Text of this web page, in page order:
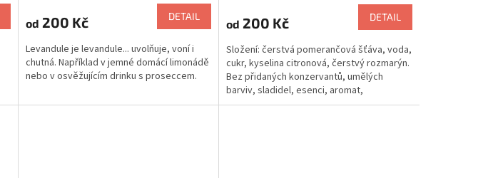
je
z
5
hvězdiček.
od 200 Kč DETAIL
Levandule je levandule... uvolňuje, voní i
chutná. Například v jemné domácí limonádě
nebo v osvěžujícím drinku s proseccem.
od 200 Kč DETAIL
Složení: čerstvá pomerančová šťáva, voda,
cukr, kyselina citronová, čerstvý rozmarýn.
Bez přidaných konzervantů, umělých
barviv, sladidel, esenci, aromat,
zahušťovadel....